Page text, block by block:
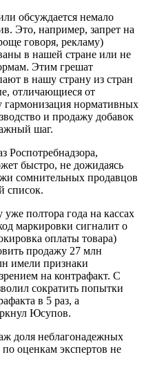
обсуждается немало
Это, например, запрет на
говоря, рекламу)
в нашей стране или не
Этим грешат
в нашу страну из стран
отличающиеся от
гармонизация нормативных
и продажу добавок
шаг.
Роспотребнадзора,
быстро, не дожидаясь
сомнительных продавцов
список.
полтора года на кассах
маркировки сигналит о
оплаты товара)
продажу 27 млн
имели признаки
на контрафакт. С
сократить попытки
в 5 раз, а
Юсупов.
доля неблагонадежных
оценкам экспертов не